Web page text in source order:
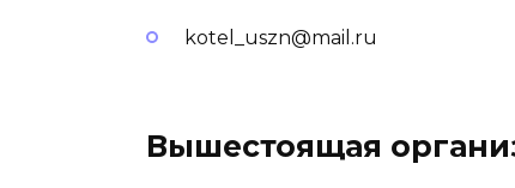
kotel_uszn@mail.ru
Вышестоящая